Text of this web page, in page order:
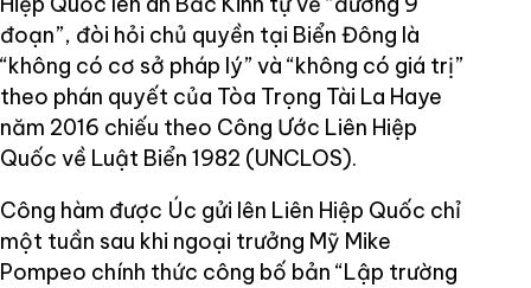
đoạn”, đòi hỏi chủ quyền tại Biển Đông là
“không có cơ sở pháp lý” và “không có giá trị”
theo phán quyết của Tòa Trọng Tài La Haye
năm 2016 chiếu theo Công Ước Liên Hiệp
Quốc về Luật Biển 1982 (UNCLOS).
Công hàm được Úc gửi lên Liên Hiệp Quốc chỉ
một tuần sau khi ngoại trưởng Mỹ Mike
Pompeo chính thức công bố bản “Lập trường